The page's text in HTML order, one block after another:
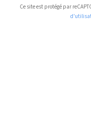
Ce site est protégé par